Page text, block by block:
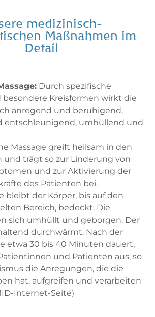
medizinisch-
Maßnahmen im
Detail
Durch spezifische
Kreisformen wirkt die
anregend und beruhigend,
entschleunigend, umhüllend und
Massage greift heilsam in den
und trägt so zur Linderung von
und zur Aktivierung der
des Patienten bei.
bleibt der Körper, bis auf den
Bereich, bedeckt. Die
sich umhüllt und geborgen. Der
durchwärmt. Nach der
etwa 30 bis 40 Minuten dauert,
und Patienten aus, so
die Anregungen, die die
hat, aufgreifen und verarbeiten
Internet-Seite)